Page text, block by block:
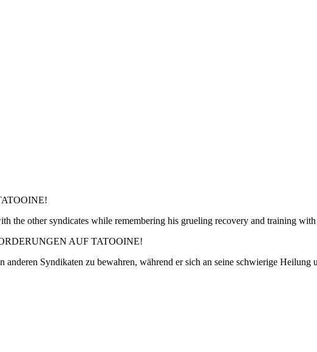
the other syndicates while remembering his grueling recovery and training
AUF TATOOINE!
Syndikaten zu bewahren, während er sich an seine schwierige